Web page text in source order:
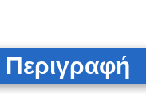
Περιγραφή